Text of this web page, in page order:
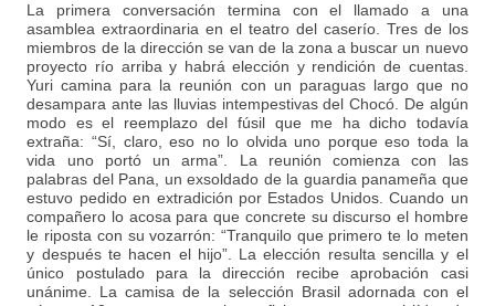
La primera conversación termina con el llamado a una
asamblea extraordinaria en el teatro del caserío. Tres de los
miembros de la dirección se van de la zona a buscar un nuevo
proyecto río arriba y habrá elección y rendición de cuentas.
Yuri camina para la reunión con un paraguas largo que no
desampara ante las lluvias intempestivas del Chocó. De algún
modo es el reemplazo del fúsil que me ha dicho todavía
extraña: “Sí, claro, eso no lo olvida uno porque eso toda la
vida uno portó un arma”. La reunión comienza con las
palabras del Pana, un exsoldado de la guardia panameña que
estuvo pedido en extradición por Estados Unidos. Cuando un
compañero lo acosa para que concrete su discurso el hombre
le riposta con su vozarrón: “Tranquilo que primero te lo meten
y después te hacen el hijo”. La elección resulta sencilla y el
único postulado para la dirección recibe aprobación casi
unánime. La camisa de la selección Brasil adornada con el